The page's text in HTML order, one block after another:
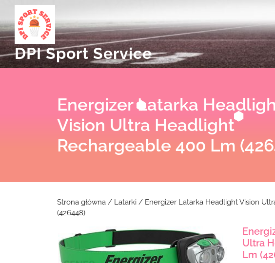
content
DPI Sport Service
Energizer Latarka
Vision Ultra Headlight
Rechargeable 400 Lm
Strona główna / Latarki / Energizer Latarka Headlight Vision
(426448)
Ultra
Lm